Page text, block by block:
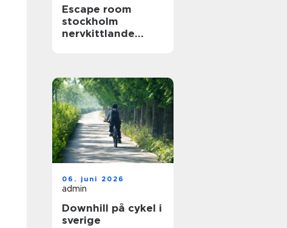
Escape room
stockholm
nervkittlande
06. juni 2026
admin
Downhill på cykel i
sverige